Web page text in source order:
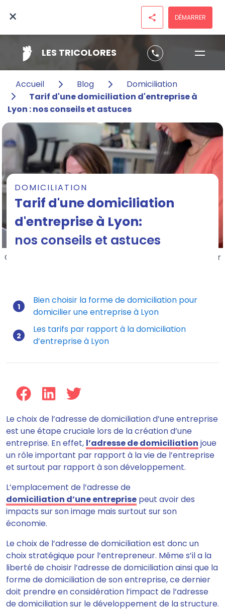
LES TRICOLORES phone
× share DÉMARRER
Accueil Blog
Domiciliation
Tarif d'une domiciliation d'entreprise à
Lyon : nos conseils et astuces
Quels sont les tarifs d'une domiciliation d'entreprise sur
DOMICILIATION
Tarif d'une domiciliation
d'entreprise à Lyon:
nos conseils et astuces
Mis à jour le 16/07/2026
Bien choisir la forme de domiciliation pour
domicilier une entreprise à Lyon
Les tarifs par rapport à la domiciliation
d’entreprise à Lyon
Le choix de l’adresse de domiciliation d’une entreprise
est une étape cruciale lors de la création d’une
entreprise. En effet, l’adresse de domiciliation joue
un rôle important par rapport à la vie de l’entreprise
et surtout par rapport à son développement.
L’emplacement de l’adresse de
domiciliation d’une entreprise peut avoir des
impacts sur son image mais surtout sur son
économie.
Le choix de l’adresse de domiciliation est donc un
choix stratégique pour l’entrepreneur. Même s’il a la
liberté de choisir l’adresse de domiciliation ainsi que la
forme de domiciliation de son entreprise, ce dernier
doit prendre en considération l’impact de l’adresse
de domiciliation sur le développement de la structure.